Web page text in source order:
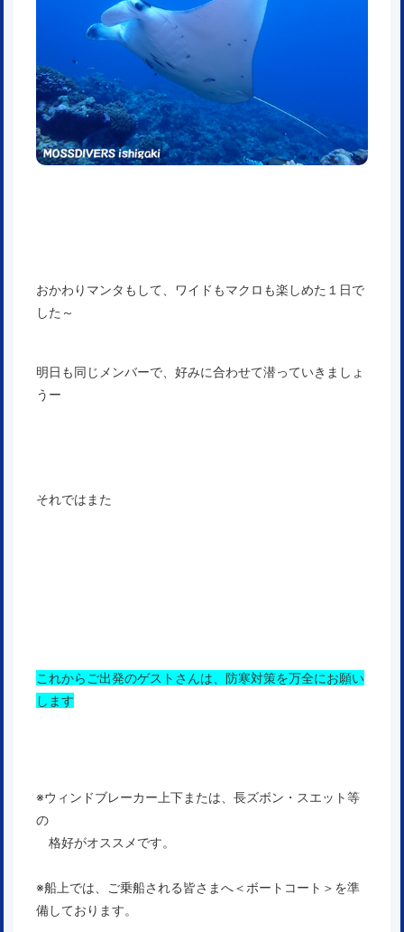
おかわりマンタもして、ワイドもマクロも楽しめた１日で
した～
明日も同じメンバーで、好みに合わせて潜っていきましょ
うー
それではまた
これからご出発のゲストさんは、防寒対策を万全にお願い
します
※ウィンドブレーカー上下または、長ズボン・スエット等
の
格好がオススメです。
※船上では、ご乗船される皆さまへ＜ボートコート＞を準
備しております。